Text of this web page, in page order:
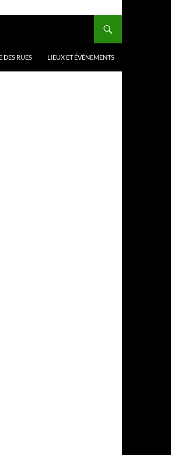
DES RUES LIEUX ET ÉVÈNEMENTS